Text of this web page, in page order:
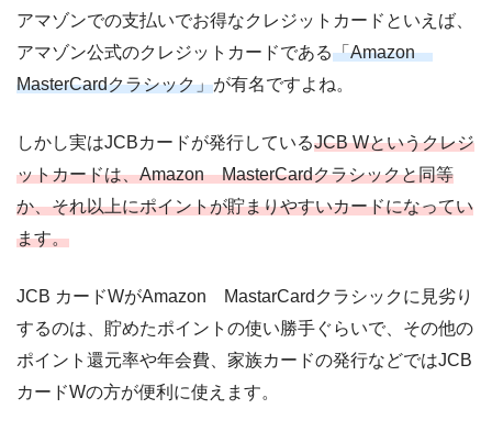
アマゾンでの支払いでお得なクレジットカードといえば、
アマゾン公式のクレジットカードである「Amazon
MasterCardクラシック」が有名ですよね。
しかし実はJCBカードが発行しているJCB Wというクレジ
ットカードは、Amazon MasterCardクラシックと同等
か、それ以上にポイントが貯まりやすいカードになってい
ます。
JCB カードWがAmazon MastarCardクラシックに見劣り
するのは、貯めたポイントの使い勝手ぐらいで、その他の
ポイント還元率や年会費、家族カードの発行などではJCB
カードWの方が便利に使えます。